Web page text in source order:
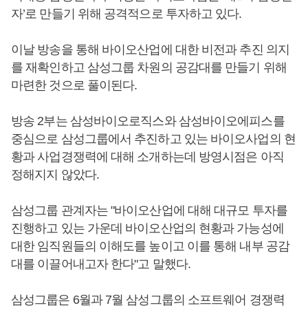
자’로 만들기 위해 공격적으로 투자하고 있다.
이날 방송을 통해 바이오산업에 대한 비전과 추진 의지
를 재확인하고 삼성그룹 차원의 공감대를 만들기 위해
마련한 것으로 풀이된다.
방송 2부는 삼성바이오로직스와 삼성바이오에피스를
중심으로 삼성그룹에서 추진하고 있는 바이오사업의 현
황과 사업경쟁력에 대해 소개하는데 방영시점은 아직
정해지지 않았다.
삼성그룹 관계자는 "바이오산업에 대해 대규모 투자를
진행하고 있는 가운데 바이오산업의 현황과 가능성에
대한 임직원들의 이해도를 높이고 이를 통해 내부 공감
대를 이끌어내고자 한다"고 말했다.
삼성그룹은 6월과 7월 삼성그룹의 소프트웨어 경쟁력